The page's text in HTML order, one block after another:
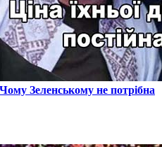
Зеленському не потрібна